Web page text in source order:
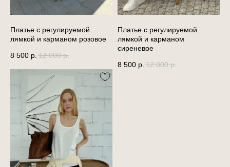
Платье с регулируемой
лямкой и карманом розовое
8 500 р. 12 000 р.
Платье с регулируемой
лямкой и карманом
сиреневое
8 500 р. 12 000 р.